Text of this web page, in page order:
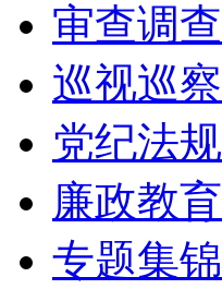
审查调查
巡视巡察
党纪法规
廉政教育
专题集锦